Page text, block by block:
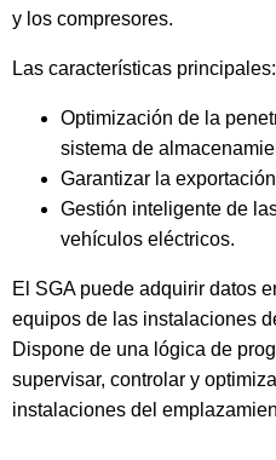
y los compresores.
Las características principales:
Optimización de la
sistema de
Garantizar la
Gestión inteligente de
vehículos eléctricos.
El SGA puede adquirir datos
equipos de las instalaciones
Dispone de una lógica de
supervisar, controlar y
instalaciones del